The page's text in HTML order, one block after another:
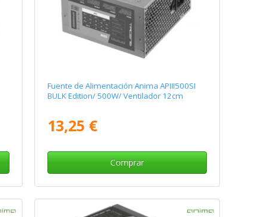
Fuente de Alimentación Anima APIII500SI
BULK Edition/ 500W/ Ventilador 12cm
13,25 €
Comprar